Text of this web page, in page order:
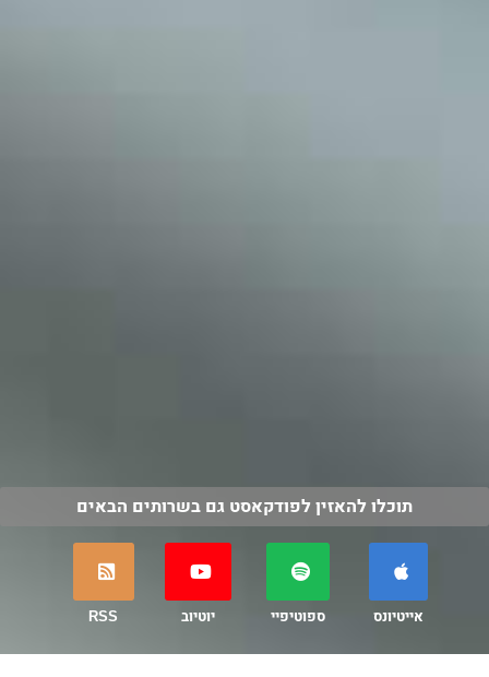
תוכלו להאזין לפודקאסט גם בשרותים הבאים
אייטיונס ספוטיפיי יוטיוב RSS